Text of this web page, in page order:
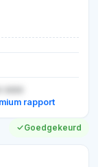
rapport
Goedgekeurd